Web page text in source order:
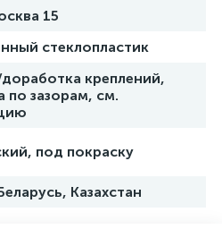
15
стеклопластик
креплений,
по зазорам, см.
под покраску
Казахстан